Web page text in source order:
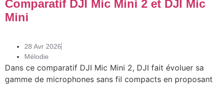
Comparatif DJI Mic Mini 2 et DJI Mic
Mini
28 Avr 2026
Mélodie
Dans ce comparatif DJI Mic Mini 2, DJI fait évoluer sa
gamme de microphones sans fil compacts en proposant